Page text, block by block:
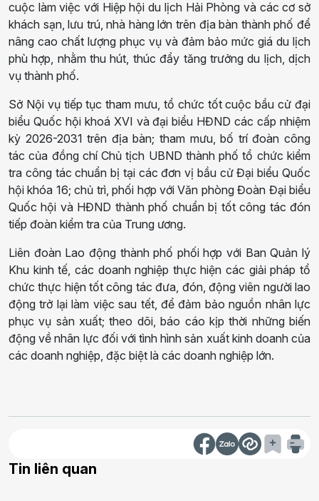
cuộc làm việc với Hiệp hội du lịch Hải Phòng và các cơ sở
khách sạn, lưu trú, nhà hàng lớn trên địa bàn thành phố để
nâng cao chất lượng phục vụ và đảm bảo mức giá du lịch
phù hợp, nhằm thu hút, thúc đẩy tăng trưởng du lịch, dịch
vụ thành phố.
Sở Nội vụ tiếp tục tham mưu, tổ chức tốt cuộc bầu cử đại
biểu Quốc hội khoá XVI và đại biểu HĐND các cấp nhiệm
kỳ 2026-2031 trên địa bàn; tham mưu, bố trí đoàn công
tác của đồng chí Chủ tịch UBND thành phố tổ chức kiểm
tra công tác chuẩn bị tại các đơn vị bầu cử Đại biểu Quốc
hội khóa 16; chủ trì, phối hợp với Văn phòng Đoàn Đại biểu
Quốc hội và HĐND thành phố chuẩn bị tốt công tác đón
tiếp đoàn kiểm tra của Trung ương.
Liên đoàn Lao động thành phố phối hợp với Ban Quản lý
Khu kinh tế, các doanh nghiệp thực hiện các giải pháp tổ
chức thực hiện tốt công tác đưa, đón, động viên người lao
động trở lại làm việc sau tết, để đảm bảo nguồn nhân lực
phục vụ sản xuất; theo dõi, báo cáo kịp thời những biến
động về nhân lực đối với tình hình sản xuất kinh doanh của
các doanh nghiệp, đặc biệt là các doanh nghiệp lớn.
Tin liên quan